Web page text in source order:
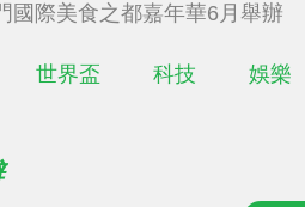
世界盃 科技 娛樂
國際美食之都嘉年華6月舉辦